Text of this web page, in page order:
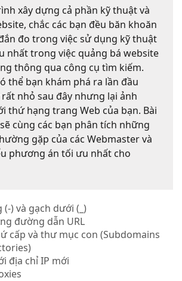
xây dựng cả phần kỹ thuật và
chắc các bạn đều băn khoăn
đo trong việc sử dụng kỹ thuật
nhất trong việc quảng bá website
thông qua công cụ tìm kiếm.
thể bạn khám phá ra lần đầu
nhỏ sau đây nhưng lại ảnh
thứ hạng trang Web của bạn. Bài
cùng các bạn phân tích những
gặp của các Webmaster và
phương án tối ưu nhất cho
(-) và gạch dưới (_)
đường dẫn URL
cấp và thư mục con (Subdomains
địa chỉ IP mới